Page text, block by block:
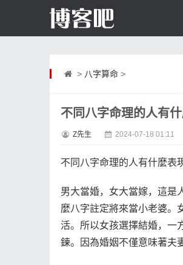
> 八字算命>
不同八字命理的人有
Z先生 2024-07-18 01:11
不同八字命理的人有什麼表
男大當婚，女大當嫁，這是
麼八字註定將來當小老婆。
活。所以女孩選擇結婚，一
鍊。因為婚姻不僅意味著夫